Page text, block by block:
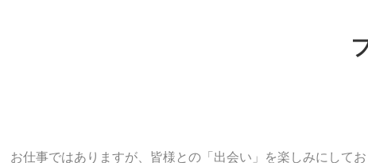
また、店舗の写真やワークショップや公演の写真、ブツ撮り
私が旅で出会う風景のように、その時にしか感じられない瞬間
お仕事ではありますが、皆様との「出会い」を楽しみにしてお